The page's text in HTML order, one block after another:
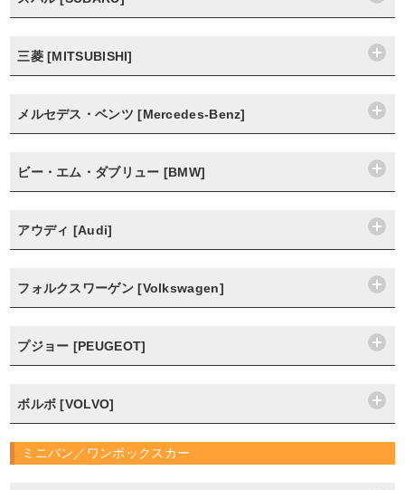
三菱 [MITSUBISHI]
メルセデス・ベンツ [Mercedes-Benz]
ビー・エム・ダブリュー [BMW]
アウディ [Audi]
フォルクスワーゲン [Volkswagen]
プジョー [PEUGEOT]
ボルボ [VOLVO]
ミニバン／ワンボックスカー